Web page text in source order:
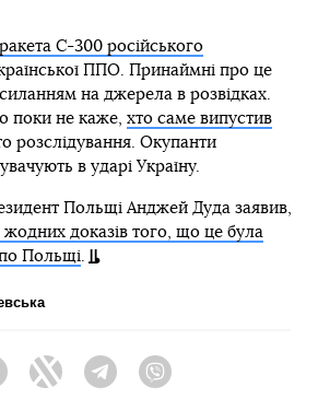
С-300 російського
ППО. Принаймні про це
на джерела в розвідках.
поки не каже, хто саме випустив
розслідування. Окупанти
в ударі Україну.
Польщі Анджей Дуда заявив,
доказів того, що це була
Польщі.
FacebookTwitter Telegram